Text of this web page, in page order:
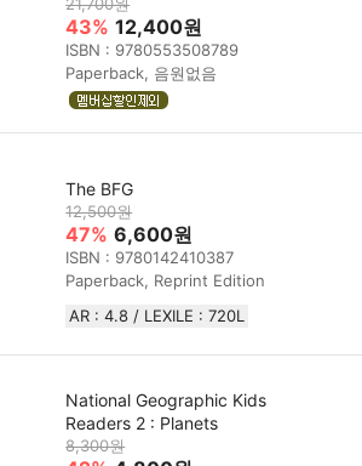
43% 12,400원
ISBN : 9780553508789
Paperback, 음원없음
The BFG
12,500원
47% 6,600원
ISBN : 9780142410387
Paperback, Reprint Edition
AR : 4.8 / LEXILE : 720L
National Geographic Kids
Readers 2 : Planets
8,300원